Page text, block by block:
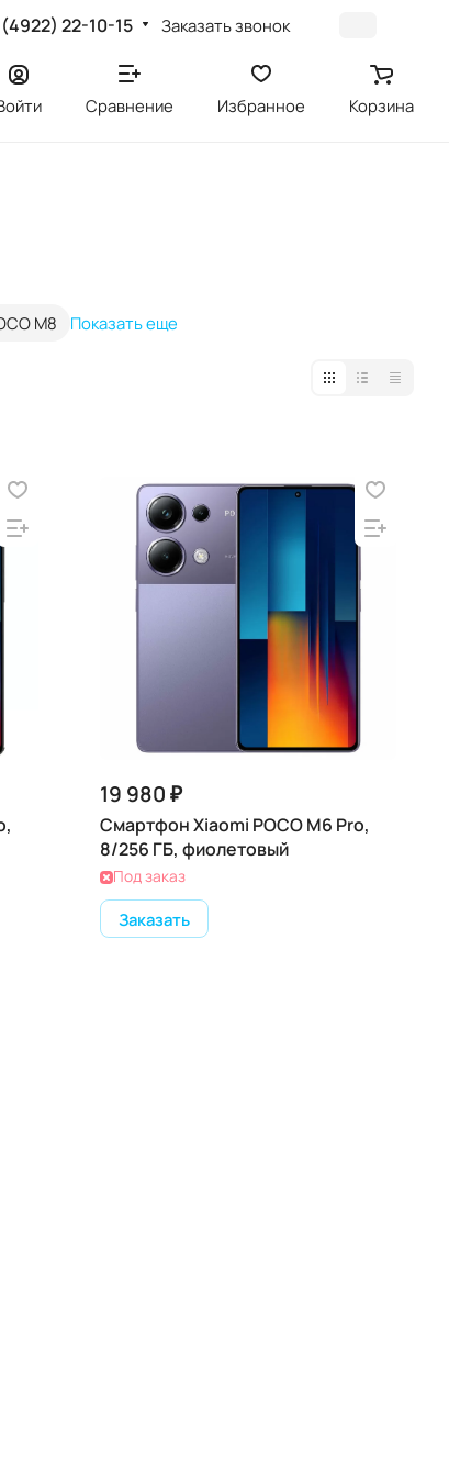
(4922) 22-10-15 Заказать звонок
Сравнение Избранное Корзина
M8 Показать еще
19 980 ₽
Смартфон Xiaomi POCO M6 Pro,
8/256 ГБ, фиолетовый
Под заказ
Заказать